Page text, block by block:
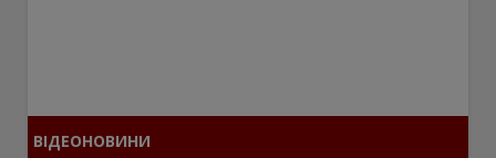
ВІДЕОНОВИНИ